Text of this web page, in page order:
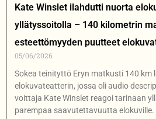
Kate Winslet ilahdutti nuorta
yllätyssoitolla – 140 kilometrin
esteettömyyden puutteet
05/06/2026
Sokea teinityttö Eryn matkusti 140 km
elokuvateatterin, jossa oli audio
voittaja Kate Winslet reagoi tarinaan
parempaa saavutettavuutta elokuville.